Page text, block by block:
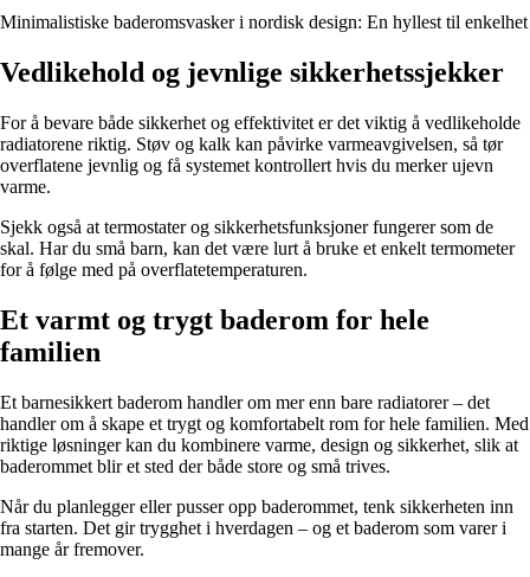
Minimalistiske baderomsvasker i nordisk design: En hyllest til enkelhet
Vedlikehold og jevnlige sikkerhetssjekker
For å bevare både sikkerhet og effektivitet er det viktig å vedlikeholde
radiatorene riktig. Støv og kalk kan påvirke varmeavgivelsen, så tør
overflatene jevnlig og få systemet kontrollert hvis du merker ujevn
varme.
Sjekk også at termostater og sikkerhetsfunksjoner fungerer som de
skal. Har du små barn, kan det være lurt å bruke et enkelt termometer
for å følge med på overflatetemperaturen.
Et varmt og trygt baderom for hele
familien
Et barnesikkert baderom handler om mer enn bare radiatorer – det
handler om å skape et trygt og komfortabelt rom for hele familien. Med
riktige løsninger kan du kombinere varme, design og sikkerhet, slik at
baderommet blir et sted der både store og små trives.
Når du planlegger eller pusser opp baderommet, tenk sikkerheten inn
fra starten. Det gir trygghet i hverdagen – og et baderom som varer i
mange år fremover.